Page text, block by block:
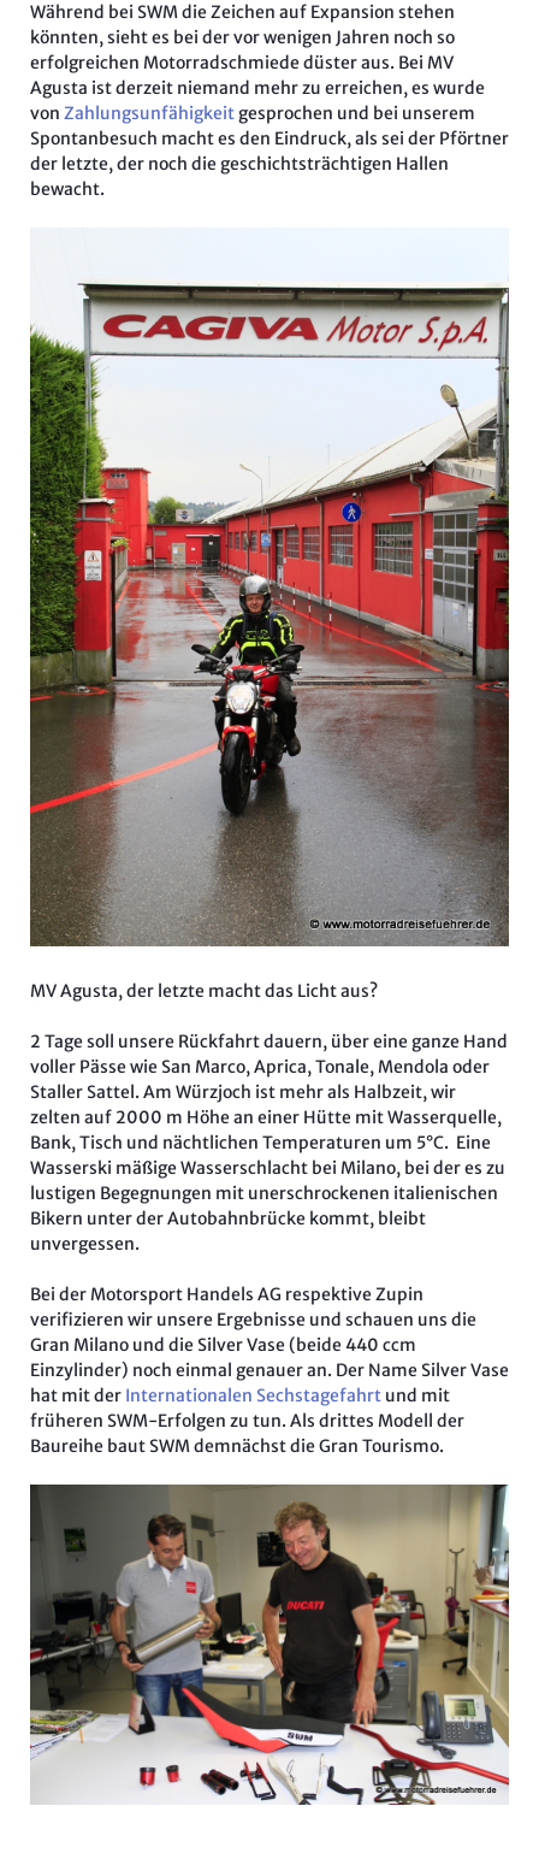
Während bei SWM die Zeichen auf Expansion stehen
könnten, sieht es bei der vor wenigen Jahren noch so
erfolgreichen Motorradschmiede düster aus. Bei MV
Agusta ist derzeit niemand mehr zu erreichen, es wurde
von Zahlungsunfähigkeitgesprochen und bei unserem
Spontanbesuch macht es den Eindruck, als sei der Pförtner
der letzte, der noch die geschichtsträchtigen Hallen
bewacht.
MV Agusta, der letzte macht das Licht aus?
2 Tage soll unsere Rückfahrt dauern, über eine ganze Hand
voller Pässe wie San Marco, Aprica, Tonale, Mendola oder
Staller Sattel. Am Würzjoch ist mehr als Halbzeit, wir
zelten auf 2000 m Höhe an einer Hütte mit Wasserquelle,
Bank, Tisch und nächtlichen Temperaturen um 5°C. Eine
Wasserski mäßige Wasserschlacht bei Milano, bei der es zu
lustigen Begegnungen mit unerschrockenen italienischen
Bikern unter der Autobahnbrücke kommt, bleibt
unvergessen.
Bei der Motorsport Handels AG respektive Zupin
verifizieren wir unsere Ergebnisse und schauen uns die
Gran Milano und die Silver Vase (beide 440 ccm
Einzylinder) noch einmal genauer an. Der Name Silver Vase
hat mit der Internationalen Sechstagefahrtund mit
früheren SWM-Erfolgen zu tun. Als drittes Modell der
Baureihe baut SWM demnächst die Gran Tourismo.